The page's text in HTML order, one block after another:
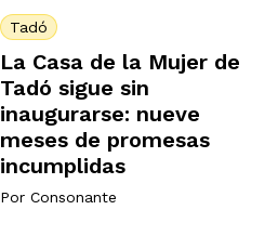
Tadó
La Casa de la Mujer de
Tadó sigue sin
inaugurarse: nueve
meses de promesas
incumplidas
Por Consonante